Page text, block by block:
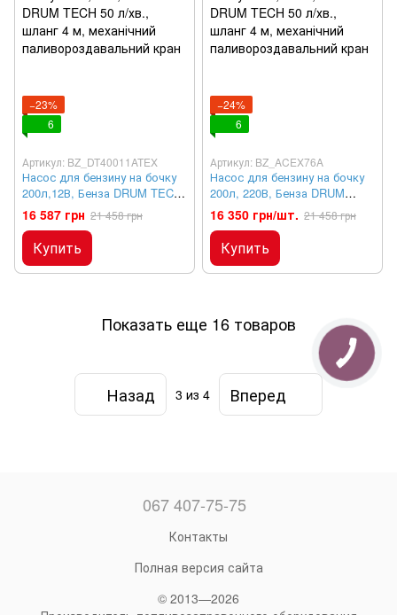
−23%
6
Артикул: BZ_DT40011ATEX
Насос для бензину на бочку
200л,12В, Бенза DRUM TECH
50 л/хв., шланг 4 м,
механічний
паливороздавальний кран
16 587 грн 21 458 грн
Купить
−24%
6
Артикул: BZ_ACEX76A
Насос для бензину на бочку
200л, 220В, Бенза DRUM
TECH 50 л/хв., шланг 4 м,
механічний
паливороздавальний кран
16 350 грн/шт. 21 458 грн
Купить
Показать еще 16 товаров
Назад 3 из 4 Вперед
067 407-75-75
Контакты
Полная версия сайта
© 2013—2026